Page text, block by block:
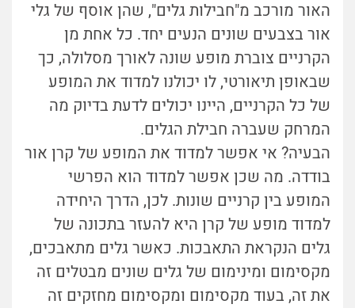
האור מורכב מ"חבילות גלים", שהן אוסף של גלי
אור בצבעים שונים הנעים יחד. כל אחת מן
הקרניים צוברת מופע שונה לאורך מסלולה, כך
שבאופן תיאורטי, לו יכולנו למדוד את המופע
של כל הקרניים, היינו יכולים לדעת בדיוק מה
המרחק שעברה חבילת הגלים.
הבעיה? אי אפשר למדוד את המופע של קרן אור
בודדה. מה שכן אפשר למדוד הוא הפרשי
המופע בין קרניים שונות. לכן, הדרך היחידה
למדוד מופע של קרן היא להעזר בתכונה של
גלים הנקראת התאבכות. כאשר גלים מתאבכים,
מקסימום ומינימום של גלים שונים מבטלים זה
את זה, בעוד מקסימום ומקסימום מחזקים זה